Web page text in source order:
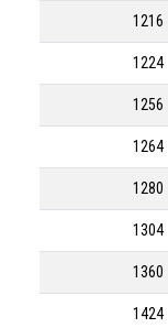
1216
1224
1256
1264
1280
1304
1360
1424